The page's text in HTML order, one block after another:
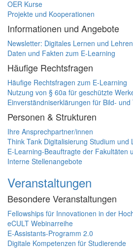
OER Kurse
Projekte und Kooperationen
Informationen und Angebote
Newsletter: Digitales Lernen und Lehren
Daten und Fakten zum E-Learning
Häufige Rechtsfragen
Häufige Rechtsfragen zum E-Learning
Nutzung von § 60a für geschützte
Einverständniserklärungen für Bild-
Personen & Strukturen
Ihre Ansprechpartner/innen
Think Tank Digitalisierung Studium und
E-Learning-Beauftragte der Fakultäten
Interne Stellenangebote
Veranstaltungen
Besondere Veranstaltungen
Fellowships für Innovationen in der
eCULT Webinarreihe
E-Assistants-Programm 2.0
Digitale Kompetenzen für Studierende